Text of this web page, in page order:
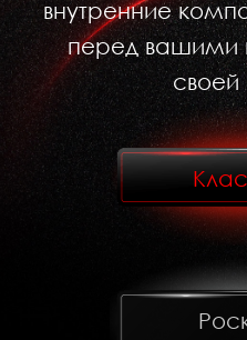
внутренние
перед вашими